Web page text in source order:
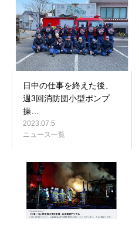
日中の仕事を終えた後、
週3回消防団小型ポンプ
操…
2023.07.5
ニュース一覧